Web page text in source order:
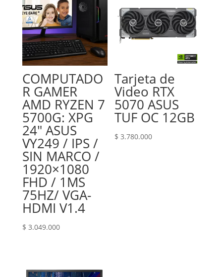
COMPUTADO
R GAMER
AMD RYZEN 7
5700G: XPG
24″ ASUS
VY249 / IPS /
SIN MARCO /
1920×1080
FHD / 1MS
75HZ/ VGA-
HDMI V1.4
$ 3.049.000
Tarjeta de
Video RTX
5070 ASUS
TUF OC 12GB
$ 3.780.000